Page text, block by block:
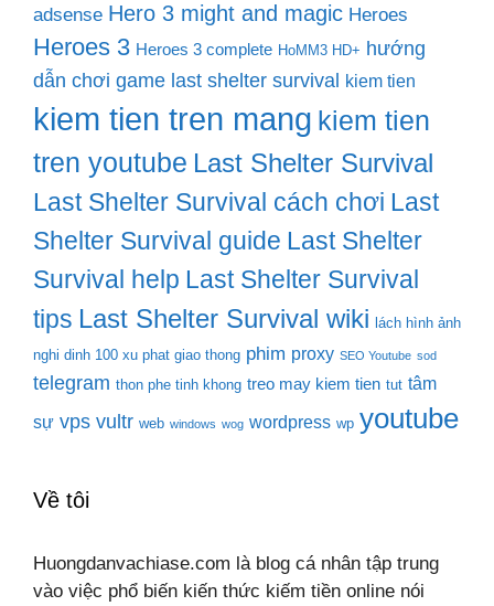
adsense Hero 3 might and magic Heroes
Heroes 3 Heroes 3 complete HoMM3 HD+ hướng
dẫn chơi game last shelter survival kiem tien
kiem tien tren mang kiem tien
tren youtube Last Shelter Survival
Last Shelter Survival cách chơi Last
Shelter Survival guide Last Shelter
Survival help Last Shelter Survival
tips Last Shelter Survival wiki lách hình ảnh
nghi dinh 100 xu phat giao thong phim proxy SEO Youtube sod
telegram thon phe tinh khong treo may kiem tien tut tâm
sự vps vultr web windows wog wordpress wp youtube
Về tôi
Huongdanvachiase.com là blog cá nhân tập trung
vào việc phổ biến kiến thức kiếm tiền online nói